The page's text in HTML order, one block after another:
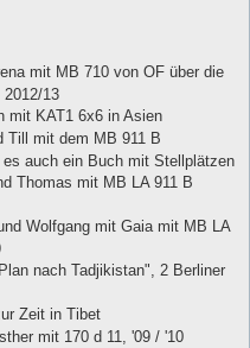
mit MB 710 von OF über die
2012/13
mit KAT1 6x6 in Asien
Till mit dem MB 911 B
auch ein Buch mit Stellplätzen
Thomas mit MB LA 911 B
Wolfgang mit Gaia mit MB LA
nach Tadjikistan", 2 Berliner
Zeit in Tibet
mit 170 d 11, '09 / '10